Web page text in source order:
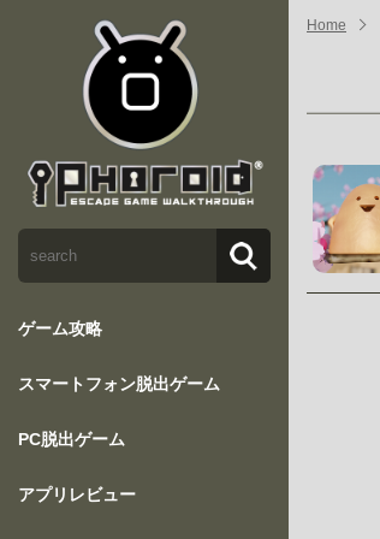
ゲーム攻略
スマートフォン脱出ゲーム
PC脱出ゲーム
アプリレビュー
Home